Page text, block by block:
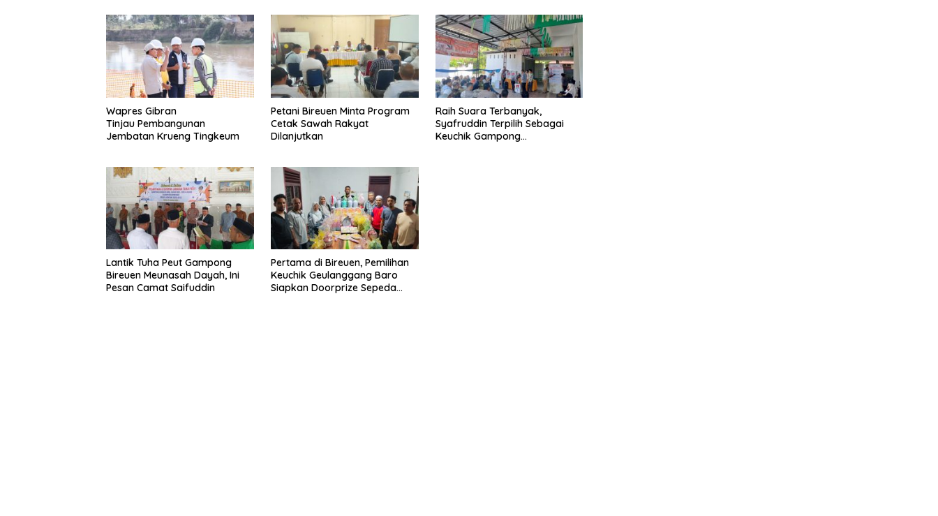
Wapres Gibran
Tinjau Pembangunan
Jembatan Krueng Tingkeum
Petani Bireuen Minta Program
Cetak Sawah Rakyat
Dilanjutkan
Raih Suara Terbanyak,
Syafruddin Terpilih Sebagai
Keuchik Gampong
Lantik Tuha Peut Gampong
Bireuen Meunasah Dayah, Ini
Pertama di Bireuen, Pemilihan
Keuchik Geulanggang Baro
Siapkan Doorprize Sepeda